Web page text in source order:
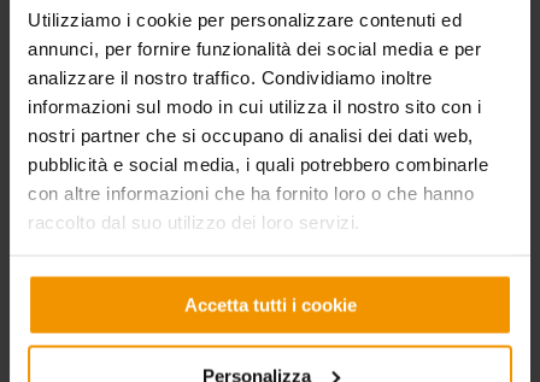
Utilizziamo i cookie per personalizzare contenuti ed
annunci, per fornire funzionalità dei social media e per
analizzare il nostro traffico. Condividiamo inoltre
informazioni sul modo in cui utilizza il nostro sito con i
nostri partner che si occupano di analisi dei dati web,
pubblicità e social media, i quali potrebbero combinarle
con altre informazioni che ha fornito loro o che hanno
raccolto dal suo utilizzo dei loro servizi.
Accetta tutti i cookie
Personalizza
Certificazioni
Partnership
Texture
Colori
Prodotti
BUILDING | CONSTRUCTION
Concetto
Vantaggi
Soluzioni
Superbonus110%
Prodotti
DOWNLOAD